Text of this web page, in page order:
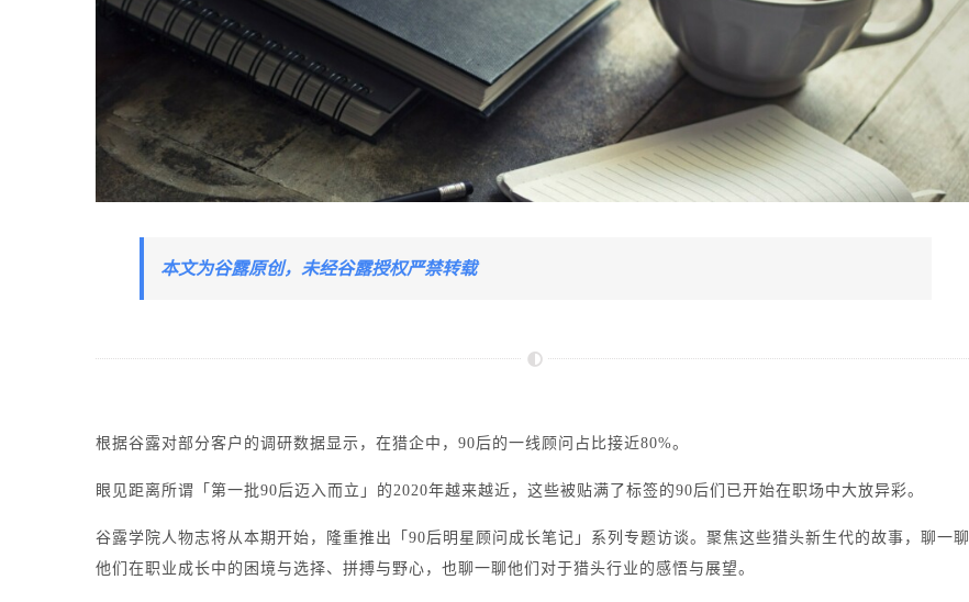
本文为谷露原创，未经谷露授权严禁转载
根据谷露对部分客户的调研数据显示，在猎企中，90后的一线顾问占比接近80%。
眼见距离所谓「第一批90后迈入而立」的2020年越来越近，这些被贴满了标签的90后们已开始在职场中大放异彩。
谷露学院人物志将从本期开始，隆重推出「90后明星顾问成长笔记」系列专题访谈。聚焦这些猎头新生代的故事，聊一聊
他们在职业成长中的困境与选择、拼搏与野心，也聊一聊他们对于猎头行业的感悟与展望。